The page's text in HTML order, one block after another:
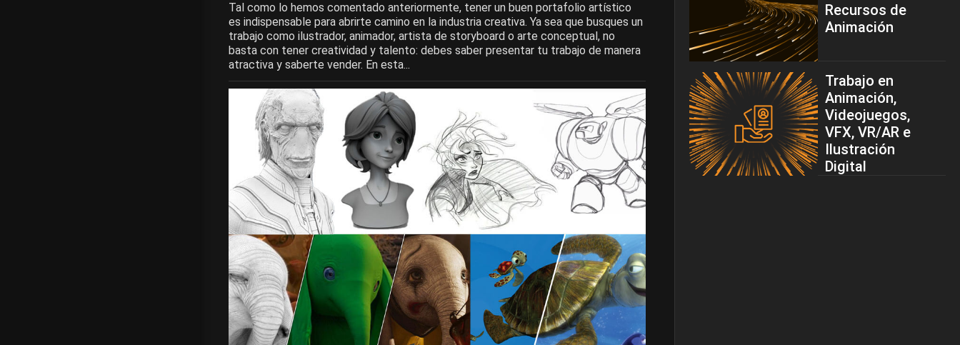
Tal como lo hemos comentado anteriormente, tener un buen portafolio artístico
es indispensable para abrirte camino en la industria creativa. Ya sea que busques un
trabajo como ilustrador, animador, artista de storyboard o arte conceptual, no
basta con tener creatividad y talento: debes saber presentar tu trabajo de manera
atractiva y saberte vender. En esta...
Recursos de
Animación
Trabajo en
Animación,
Videojuegos,
VFX, VR/AR e
Ilustración
Digital